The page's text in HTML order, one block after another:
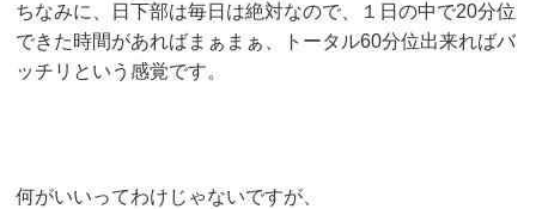
ちなみに、日下部は毎日は絶対なので、１日の中で20分位
できた時間があればまぁまぁ、トータル60分位出来ればバ
ッチリという感覚です。
何がいいってわけじゃないですが、